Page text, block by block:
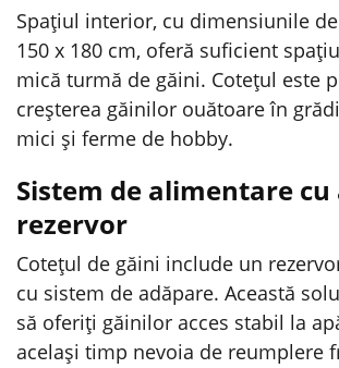
Spațiul interior, cu dimensiunile
150 x 180 cm, oferă suficient
mică turmă de găini. Cotețul este
creșterea găinilor ouătoare în
mici și ferme de hobby.
Sistem de alimentare cu
rezervor
Cotețul de găini include un
cu sistem de adăpare. Această
să oferiți găinilor acces stabil la
același timp nevoia de reumplere